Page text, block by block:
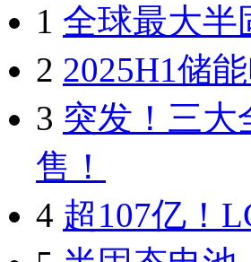
1 全球最大半
2 2025H1储
3 突发！三大
售！
4 超107亿！